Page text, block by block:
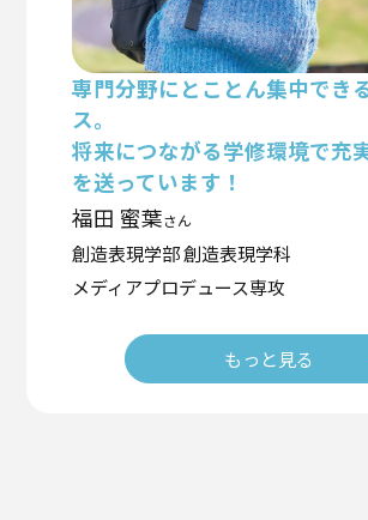
専門分野にとことん集中でき
ス。
将来につながる学修環境で充
を送っています！
福田 蜜葉さん
創造表現学部 創造表現学科
メディアプロデュース専攻
もっと見る